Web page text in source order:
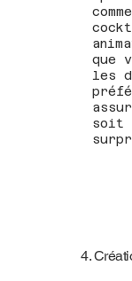
que
les
soit
4.